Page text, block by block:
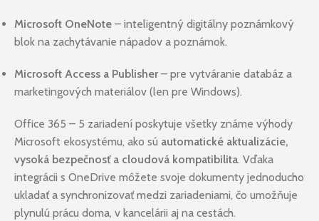
Microsoft OneNote – inteligentný digitálny poznámkový
blok na zachytávanie nápadov a poznámok.
Microsoft Access a Publisher – pre vytváranie databáz a
marketingových materiálov (len pre Windows).
Office 365 – 5 zariadení poskytuje všetky známe výhody
Microsoft ekosystému, ako sú automatické aktualizácie,
vysoká bezpečnosť a cloudová kompatibilita. Vďaka
integrácii s OneDrive môžete svoje dokumenty jednoducho
ukladať a synchronizovať medzi zariadeniami, čo umožňuje
plynulú prácu doma, v kancelárii aj na cestách.